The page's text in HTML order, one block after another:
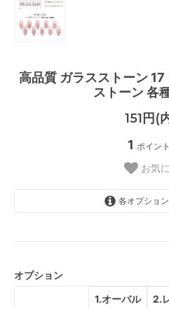
高品質 ガラスストーン
ストーン 各
151円(
1 ポイン
お気
各オプショ
オプション
1.オーバル
2.